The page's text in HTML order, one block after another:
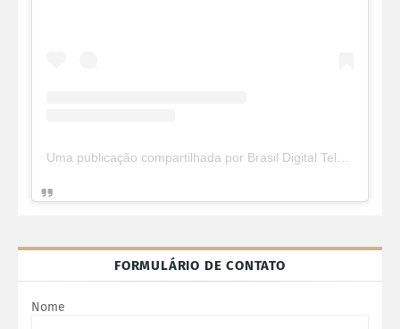
FORMULÁRIO DE CONTATO
Nome